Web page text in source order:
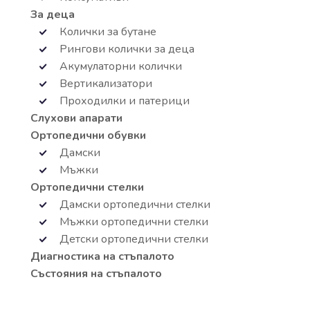
За деца
Колички за бутане
Рингови колички за деца
Акумулаторни колички
Вертикализатори
Проходилки и патерици
Слухови апарати
Ортопедични обувки
Дамски
Мъжки
Ортопедични стелки
Дамски ортопедични стелки
Мъжки ортопедични стелки
Детски ортопедични стелки
Диагностика на стъпалото
Състояния на стъпалото